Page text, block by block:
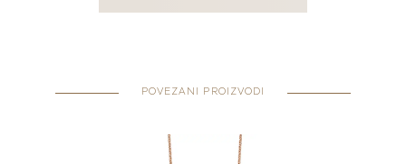
POVEZANI PROIZVODI